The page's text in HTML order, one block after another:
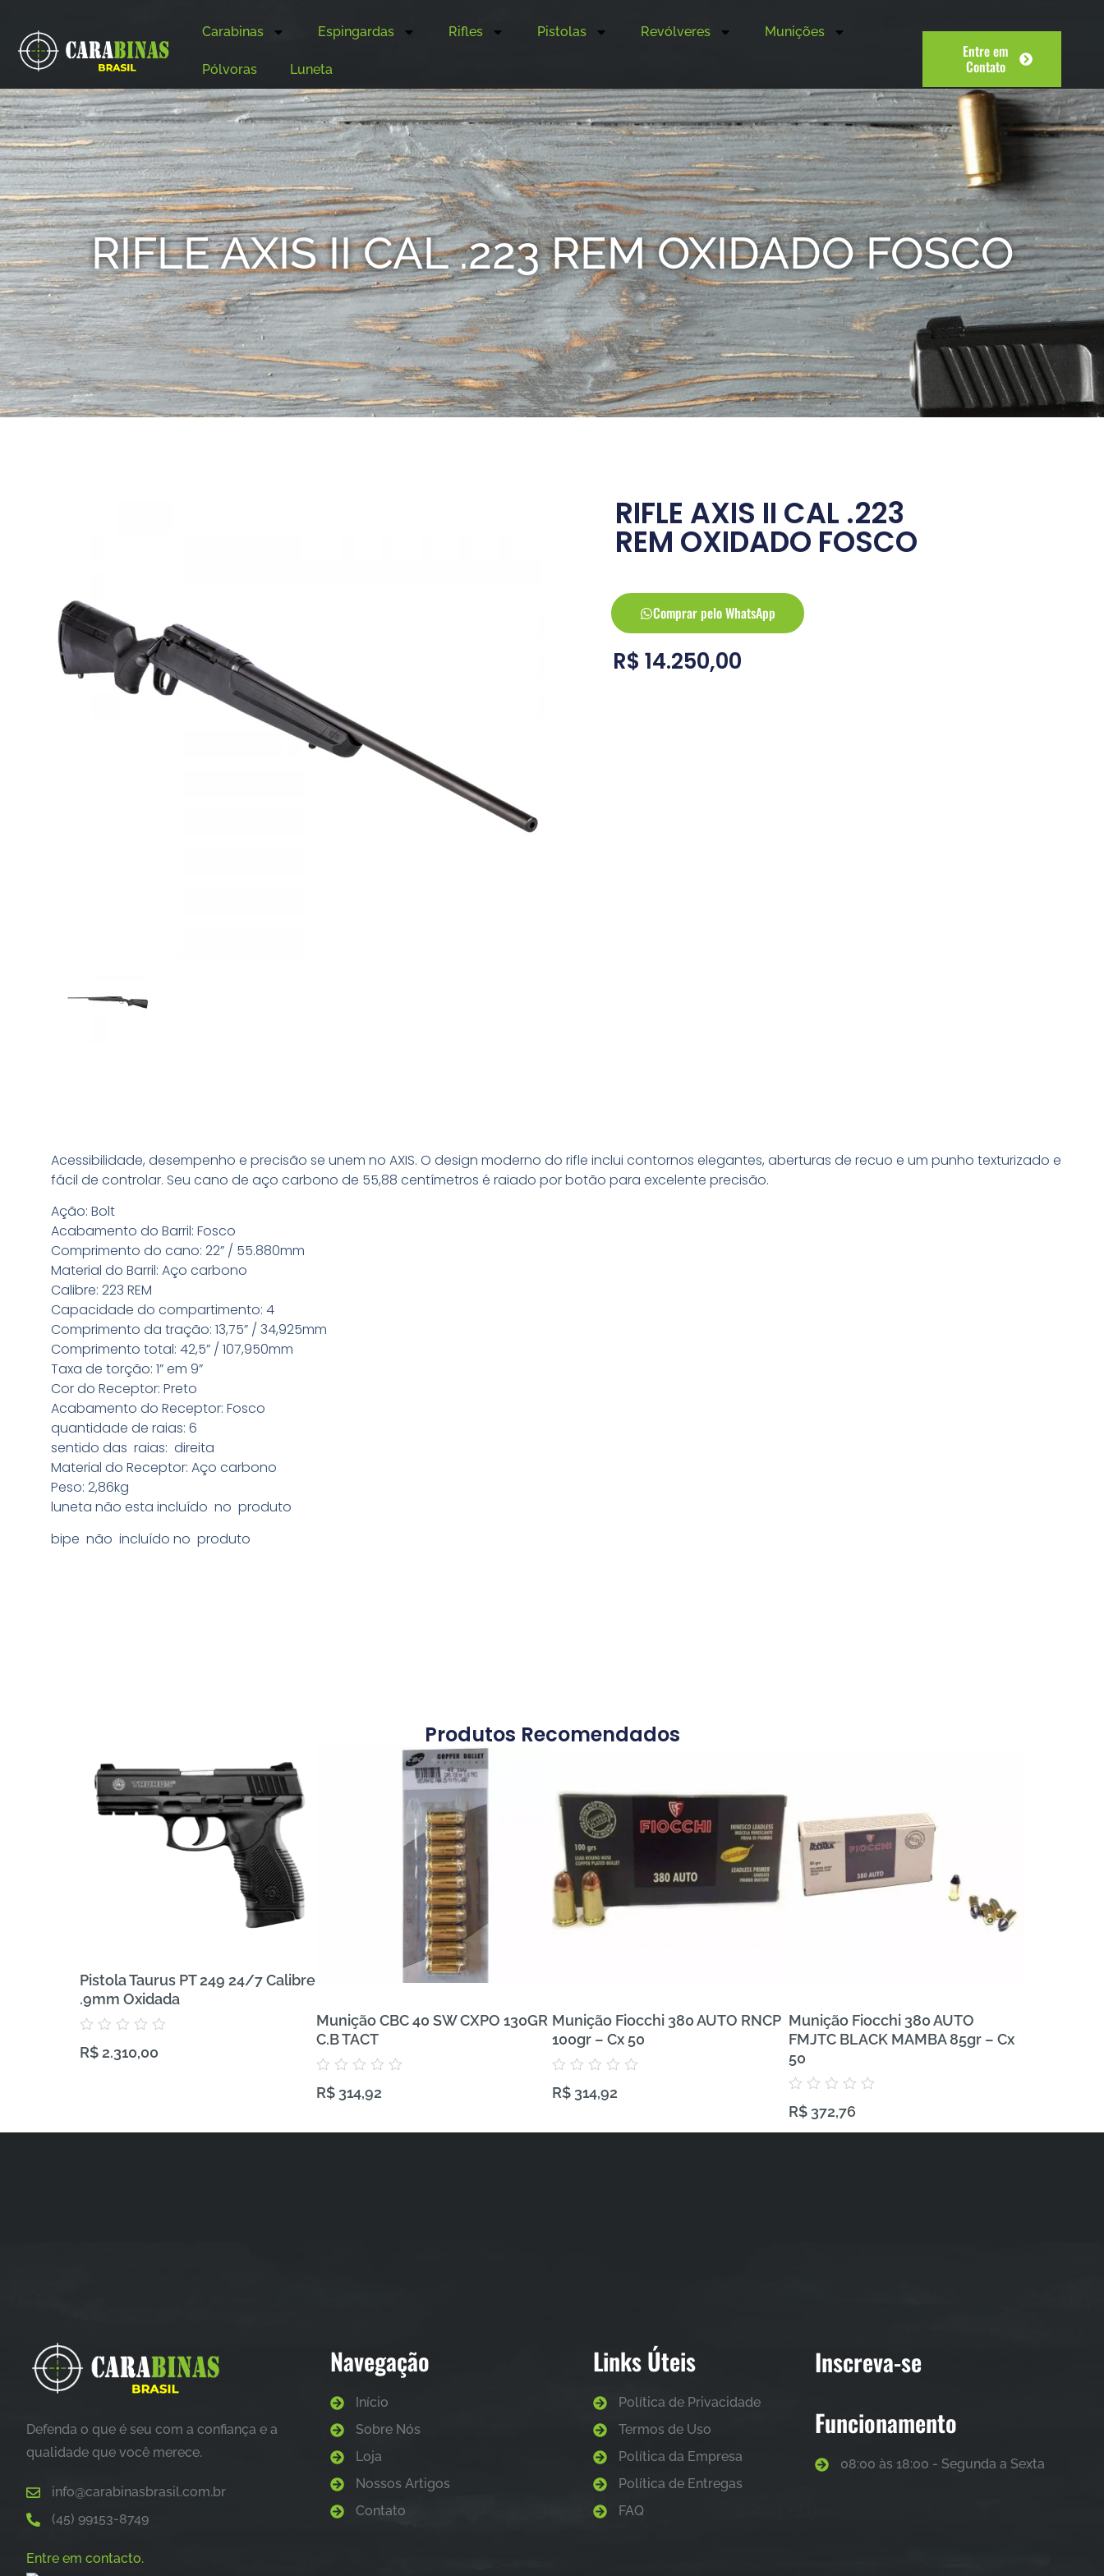
Carabinas Espingardas Rifles Pistolas Revólveres Munições
Pólvoras Luneta
Entre em
Contato
RIFLE AXIS II CAL .223 REM OXIDADO FOSCO
RIFLE AXIS II CAL .223
REM OXIDADO FOSCO
Comprar pelo WhatsApp
R$ 14.250,00
Acessibilidade, desempenho e precisão se unem no AXIS. O design moderno do rifle inclui contornos elegantes, aberturas de recuo e um punho texturizado e
fácil de controlar. Seu cano de aço carbono de 55,88 centímetros é raiado por botão para excelente precisão.
Ação: Bolt
Acabamento do Barril: Fosco
Comprimento do cano: 22” / 55.880mm
Material do Barril: Aço carbono
Calibre: 223 REM
Capacidade do compartimento: 4
Comprimento da tração: 13,75” / 34,925mm
Comprimento total: 42,5” / 107,950mm
Taxa de torção: 1” em 9”
Cor do Receptor: Preto
Acabamento do Receptor: Fosco
quantidade de raias: 6
sentido das raias: direita
Material do Receptor: Aço carbono
Peso: 2,86kg
luneta não esta incluído no produto
bipe não incluído no produto
Produtos Recomendados
Pistola Taurus PT 249 24/7 Calibre
.9mm Oxidada
Avaliação
0
R$ 2.310,00
Munição CBC 40 SW CXPO 130GR
C.B TACT
Avaliação
0
R$314,92
Munição Fiocchi 380 AUTO RNCP
100gr – Cx 50
Avaliação
0
R$ 314,92
Munição Fiocchi 380 AUTO
FMJTC BLACK MAMBA 85gr – Cx
50
Avaliação
0
R$372,76
Defenda o que é seu com a confiança e a
qualidade que você merece.
info@carabinasbrasil.com.br
(45) 99153-8749
Entre em contacto.
Navegação
Início
Sobre Nós
Loja
Nossos Artigos
Contato
Links Úteis
Política de Privacidade
Termos de Uso
Política da Empresa
Política de Entregas
FAQ
Inscreva-se
Funcionamento
08:00 às 18:00 - Segunda a Sexta